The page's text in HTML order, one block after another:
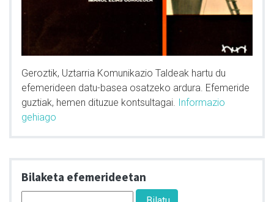
Geroztik, Uztarria Komunikazio Taldeak hartu du
efemerideen datu-basea osatzeko ardura. Efemeride
guztiak, hemen dituzue kontsultagai. Informazio
gehiago
Bilaketa efemerideetan